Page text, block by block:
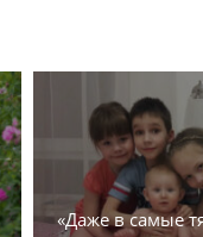
«Даже в самые